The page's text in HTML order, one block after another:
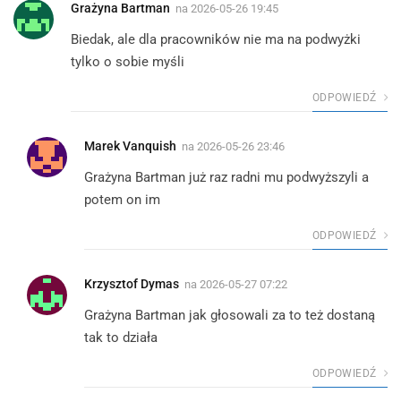
Grażyna Bartman na 2026-05-26 19:45
Biedak, ale dla pracowników nie ma na podwyżki
tylko o sobie myśli
ODPOWIEDŹ
Marek Vanquish na 2026-05-26 23:46
Grażyna Bartman już raz radni mu podwyższyli a
potem on im
ODPOWIEDŹ
Krzysztof Dymas na 2026-05-27 07:22
Grażyna Bartman jak głosowali za to też dostaną
tak to działa
ODPOWIEDŹ